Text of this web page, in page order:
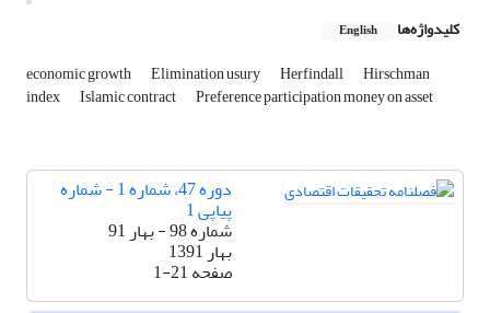
کلیدواژه‌ها English
economic growth Elimination usury Herfindall Hirschman
index Islamic contract Preference participation money on asset
دوره 47، شماره 1 - شماره
پیاپی 1
شماره 98 - بهار 91
بهار 1391
صفحه1-21